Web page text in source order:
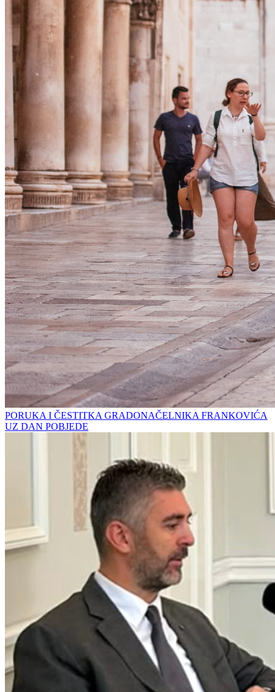
PORUKA I ČESTITKA GRADONAČELNIKA FRANKOVIĆA
UZ DAN POBJEDE